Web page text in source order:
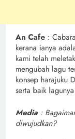
An Cafe :
kerana ianya
kami telah
mengubah lagu
konsep harajuku
serta baik
Media :
diwujudkan?